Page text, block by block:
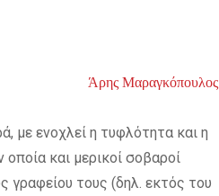
Άρης Μαραγκόπουλος
με ενοχλεί η τυφλότητα και η
και μερικοί σοβαροί
γραφείου τους (δηλ. εκτός του